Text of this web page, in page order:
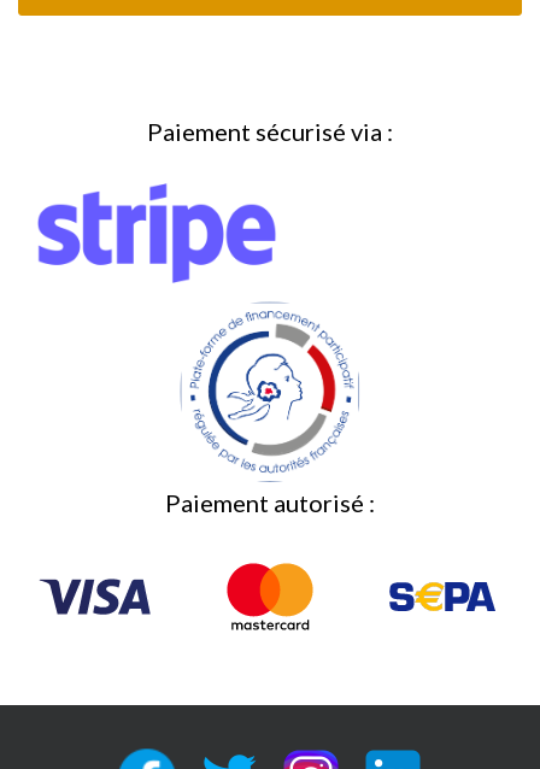
Paiement sécurisé via :
Paiement autorisé :